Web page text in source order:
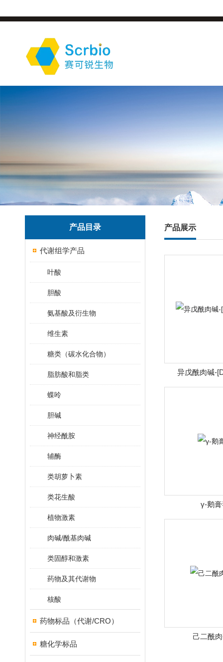
产品目录
代谢组学产品
叶酸
胆酸
氨基酸及衍生物
维生素
糖类（碳水化合物）
脂肪酸和脂类
蝶呤
胆碱
神经酰胺
辅酶
类胡萝卜素
类花生酸
植物激素
肉碱/酰基肉碱
类固醇和激素
药物及其代谢物
核酸
药物标品（代谢/CRO）
糖化学标品
产品展示
异戊酰肉碱-
γ-鹅
己二酰